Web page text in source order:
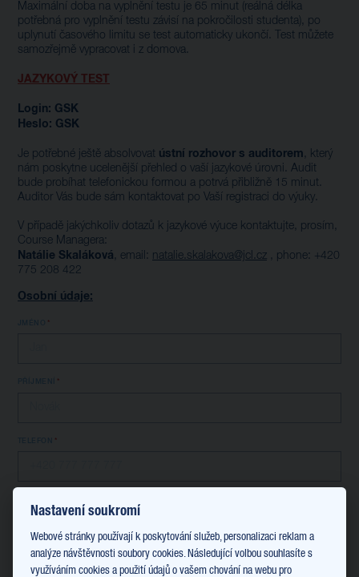
Maximální doba na vyplnění testu je 65 minut (reálná délka
potřebná pro vyplnění testu závisí na pokročilosti studenta), po
uplynutí časového limitu se test automaticky ukončí. Test můžete
samozřejmě vypracovat i z domova.
JAZYKOVÝ TEST
Login: GSK
Heslo: GSK
Je potřebné ještě absolvovat ústní rozhovor s auditorem, který
nám poskytne ucelenější přehled o vaší jazykové úrovni. Audit
bude probíhat telefonickou formou a potrvá přibližně 15 minut.
Auditor Vás bude sám kontaktovat po Vaší registraci do výuky.
V případě jakýchkoliv dotazů k jazykové výuce kontaktujte, prosím,
Course Managera:
Natálie Skaláková, email: natalie.skalakova@jcl.cz , phone: +420
775 208 422
Osobní údaje:
TELEFON
Informace o kurzu:
Nastavení soukromí
Webové stránky používají k poskytování služeb, personalizaci reklam a
analýze návštěvnosti soubory cookies. Následující volbou souhlasíte s
využíváním cookies a použití údajů o vašem chování na webu pro